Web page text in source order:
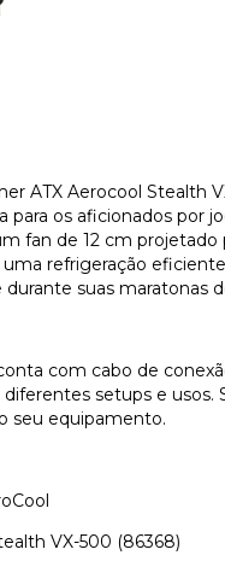
ATX Aerocool Stealth
para os aficionados por
fan de 12 cm
uma refrigeração
durante suas maratonas
com cabo de
setups e usos.
seu equipamento.
VX-500 (86368)